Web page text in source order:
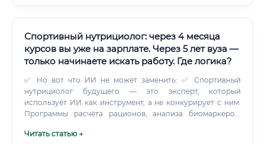
Спортивный нутрициолог: через 4 месяца
курсов вы уже на зарплате. Через 5 лет вуза —
только начинаете искать работу. Где логика?
✅ Но вот что ИИ не может заменить: ✅ Спортивный
нутрициолог будущего — это эксперт, который
использует ИИ как инструмент, а не конкурирует с ним.
Программы расчёта рационов, анализа биомаркеров,
генетики — всё это усилит работу специалиста, а не
Читать статью →